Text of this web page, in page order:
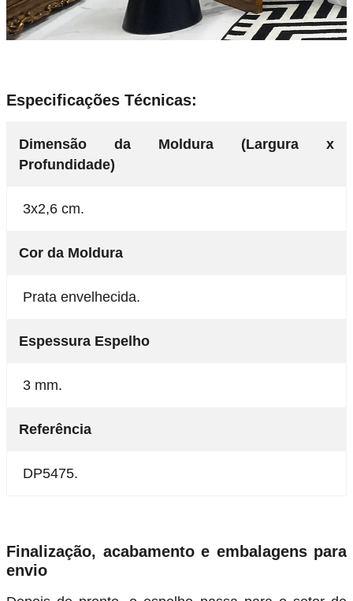
Especificações Técnicas:
Dimensão da Moldura (Largura x
Profundidade)
3x2,6 cm.
Cor da Moldura
Prata envelhecida.
Espessura Espelho
3 mm.
Referência
DP5475.
Finalização, acabamento e embalagens para
envio